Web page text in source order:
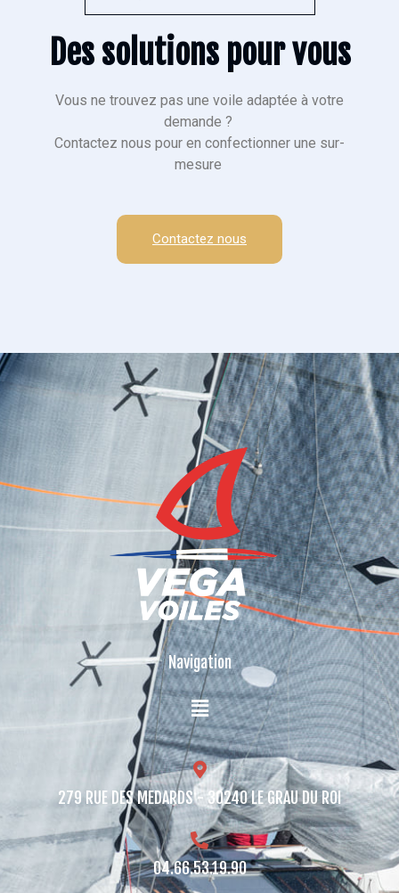
Des solutions pour vous
Vous ne trouvez pas une voile adaptée à votre
demande ?
Contactez nous pour en confectionner une sur-
mesure
Contactez nous
Navigation
279 RUE DES MEDARDS - 30240 LE GRAU DU ROI​
04.66.53.19.90